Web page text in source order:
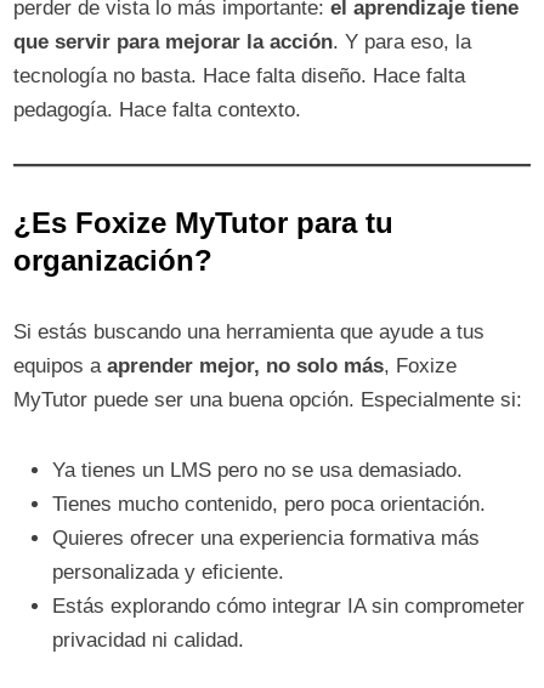
perder de vista lo más importante:el aprendizaje tiene
que servir para mejorar la acción. Y para eso, la
tecnología no basta. Hace falta diseño. Hace falta
pedagogía. Hace falta contexto.
¿Es Foxize MyTutor para tu
organización?
Si estás buscando una herramienta que ayude a tus
equipos aaprender mejor, no solo más, Foxize
MyTutor puede ser una buena opción. Especialmente si:
Ya tienes un LMS pero no se usa demasiado.
Tienes mucho contenido, pero poca orientación.
Quieres ofrecer una experiencia formativa más
personalizada y eficiente.
Estás explorando cómo integrar IA sin comprometer
privacidad ni calidad.